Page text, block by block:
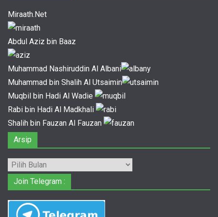
Miraath.Net
Abdul Aziz bin Baaz
Muhammad Nashiruddin Al Albani
Muhammad bin Shalih Al Utsaimin
Muqbil bin Hadi Al Wadie
Rabi bin Hadi Al Madkhali
Shalih bin Fauzan Al Fauzan
Arsip
Arsip
Join Telegram :